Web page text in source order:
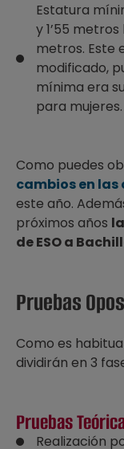
Estatura
y 1’55
metros. Este
modificado,
mínima era
para mujeres.
Como puedes
cambios en las
este año.
próximos años
de ESO a
Pruebas
Como es
dividirán en 3
Pruebas
Realización